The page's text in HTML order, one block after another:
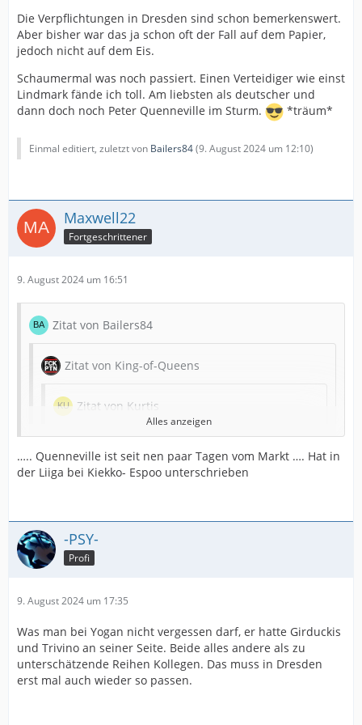
Die Verpflichtungen in Dresden sind schon bemerkenswert.
Aber bisher war das ja schon oft der Fall auf dem Papier,
jedoch nicht auf dem Eis.
Schaumermal was noch passiert. Einen Verteidiger wie einst
Lindmark fände ich toll. Am liebsten als deutscher und
dann doch noch Peter Quenneville im Sturm.
*träum*
Einmal editiert, zuletzt von Bailers84(9. August 2024 um 12:10)
Maxwell22
Fortgeschrittener
9. August 2024 um 16:51
Zitat von Bailers84
Zitat von King-of-Queens
Zitat von Kurtis
Gibts denn irgendwo eine Info was mit dem
Einbürgerungstest von der 47 ist. Sollte das
nicht diese oder letzte Woche sein…?
nicht schlecht für unseren Kader.
Der Test war gestern (übrigens wohl gmeinsam mit
wohl 2 Wochen dauern, Bearbeitung der
persönlich rechne bei bestandenem Test nicht vor
November mit dem deutschen Pass.
Dann wäre Kreutzer am Zug, lizensiert er Bodna
auch erstmal als AL und vebrät damit die Lizenz
Alles anzeigen
….. Quenneville ist seit nen paar Tagen vom Markt …. Hat in
der Liiga bei Kiekko- Espoo unterschrieben
-PSY-
Profi
9. August 2024 um 17:35
Was man bei Yogan nicht vergessen darf, er hatte Girduckis
und Trivino an seiner Seite. Beide alles andere als zu
unterschätzende Reihen Kollegen. Das muss in Dresden
erst mal auch wieder so passen.